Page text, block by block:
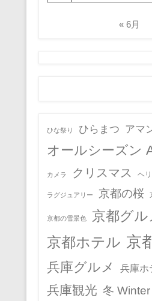
« 6月
ひな祭り ひらまつ アマ
オールシーズン
カメラ クリスマス ヘ
ラグジュアリー 京都の桜
京都の雪景色 京都グル
京都ホテル 京
兵庫グルメ 兵庫ホ
兵庫観光 冬 Winter